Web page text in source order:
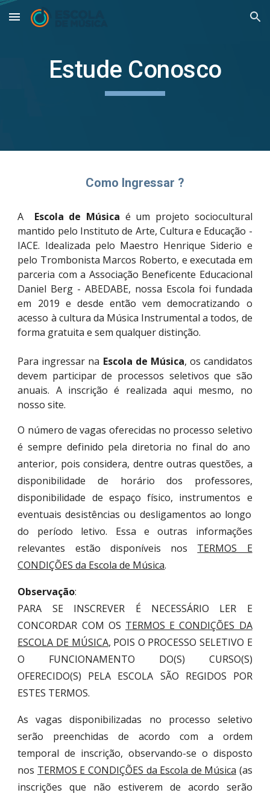
Skip to main content Skip to navigation
Estude Conosco
Como Ingressar ?
A Escola de Música é um projeto sociocultural
mantido pelo Instituto de Arte, Cultura e Educação -
IACE. Idealizada pelo Maestro Henrique Siderio e
pelo Trombonista Marcos Roberto, e executada em
parceria com a Associação Beneficente Educacional
Daniel Berg - ABEDABE, nossa Escola foi fundada
em 2019 e desde então vem democratizando o
acesso à cultura da Música Instrumental a todos, de
forma gratuita e sem qualquer distinção.
Para ingressar na Escola de Música, os candidatos
devem participar de processos seletivos que são
anuais. A inscrição é realizada aqui mesmo, no
nosso site.
O número de vagas oferecidas no processo seletivo
é sempre definido pela diretoria no final do ano
anterior, poisconsidera, dentre outras questões, a
disponibilidade de horário dos professores,
disponibilidade de espaço físico, instrumentos e
eventuais desistências ou desligamentos ao longo
do período letivo. Essa e outras informações
relevantes estão disponíveis nos TERMOS E
CONDIÇÕES da Escola de Música.
Observação:
PARA SE INSCREVER É NECESSÁRIO LER E
CONCORDAR COM OS TERMOS E CONDIÇÕES DA
ESCOLA DE MÚSICA, POIS O PROCESSO SELETIVO E
O FUNCIONAMENTO DO(S) CURSO(S)
OFERECIDO(S) PELA ESCOLA SÃO REGIDOS POR
ESTES TERMOS.
As vagasdisponibilizadas no processo seletivo
serão preenchidas de acordo com a ordem
temporal de inscrição, observando-se o disposto
nos TERMOS E CONDIÇÕES da Escola de Música (as
inscrições que não estiverem de acordo serão